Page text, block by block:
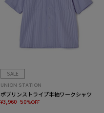
SALE
UNION STATION
ポプリンストライプ半袖ワークシャツ
¥3,960 50%OFF